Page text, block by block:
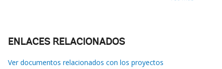
ENLACES RELACIONADOS
Ver documentos relacionados con los proyectos